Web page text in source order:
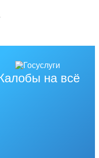
на всё